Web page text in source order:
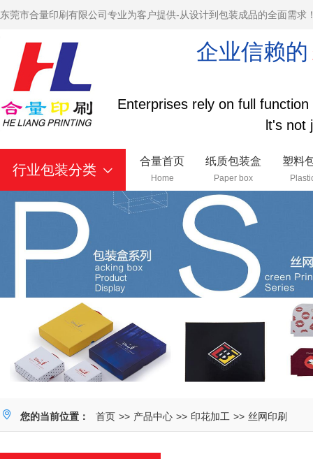
东莞市合量印刷有限公司专业为客户提供-从设计到包装成品的全面需求
企业信赖的
Enterprises rely on full
lt's not
行业包装分类
合量首页
Home
纸质包装盒
Paper box
塑料
您的当前位置： 首页 >> 产品中心 >> 印花加工 >> 丝网印刷